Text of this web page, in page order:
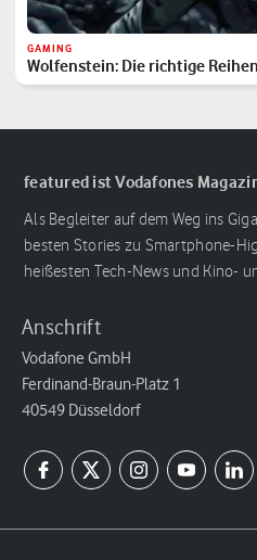
GAMING
Wolfenstein: Die richtige
featured ist Vodafones
Als Begleiter auf dem Weg ins
besten Stories zu Smartphone-
heißesten Tech-News und Kino-
Anschrift
Vodafone GmbH
Ferdinand-Braun-Platz 1
40549 Düsseldorf